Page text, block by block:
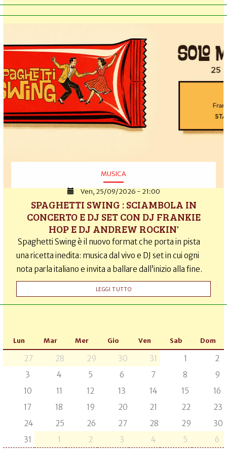
MUSICA
Ven, 25/09/2026 - 21:00
SPAGHETTI SWING : SCIAMBOLA IN
CONCERTO E DJ SET CON DJ FRANKIE
HOP E DJ ANDREW ROCKIN'
Spaghetti Swing è il nuovo format che porta in pista
una ricetta inedita: musica dal vivo e DJ set in cui ogni
nota parla italiano e invita a ballare dall’inizio alla fine.
LEGGI TUTTO
Lun Mar Mer Gio Ven Sab Dom
27 28 29 30 31 1
2
3
4 5 6 7 8
9
10
11 12 13 14 15
16
17
18 19 20 21 22
23
24
25 26 27 28 29
30
31
1 2 3 4 5 6